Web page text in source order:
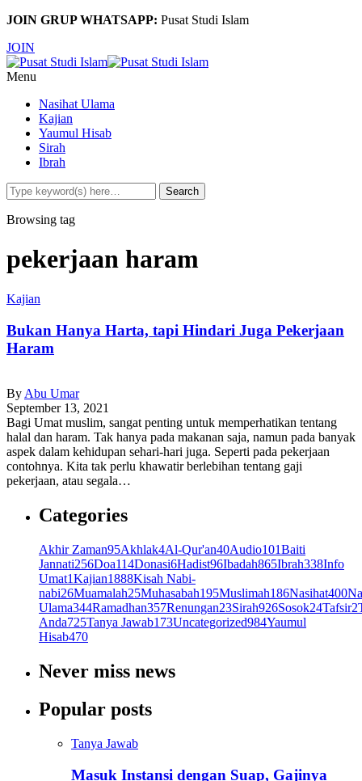
JOIN GRUP WHATSAPP: Pusat Studi Islam
JOIN
Menu
Nasihat Ulama
Kajian
Yaumul Hisab
Sirah
Ibrah
Browsing tag
pekerjaan haram
Kajian
Bukan Hanya Harta, tapi Hindari Juga Pekerjaan
Haram
By Abu Umar
September 13, 2021
Bagi Umat muslim, sangat penting untuk memperhatikan tentang
halal dan haram. Tak hanya pada makanan saja, namun pada banyak
aspek dalam kehidupan sehari-hari juga. Seperti pada pekerjaan
contohnya. Kita tak perlu khawatir berlebihan tentang gaji
pekerjaan, atau segala…
Categories
Akhir Zaman95Akhlak4Al-Qur'an40Audio101Baiti
Jannati256Doa114Donasi6Hadist96Ibadah865Ibrah338Info
Umat1Kajian1888Kisah Nabi-
nabi26Muamalah25Muhasabah195Muslimah186Nasihat400
Ulama344Ramadhan357Renungan23Sirah926Sosok24Tafsir2
Anda725Tanya Jawab173Uncategorized984Yaumul
Hisab470
Never miss news
Popular posts
Tanya Jawab
Masuk Instansi dengan Suap, Gajinya